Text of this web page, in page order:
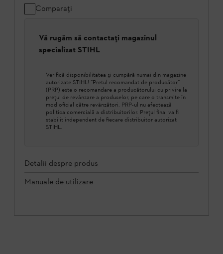
Comparați
Vă rugăm să contactați magazinul
specializat STIHL
Verifică disponibilitatea şi cumpără numai din magazine
autorizate STIHL! ”Pretul recomandat de producător”
(PRP) este o recomandare a producătorului cu privire la
prețul de revânzare a produselor, pe care o transmite în
mod oficial către revânzători. PRP-ul nu afectează
politica comercială a distribuitorilor. Prețul final va fi
stabilit independent de fiecare distribuitor autorizat
STIHL.
Detalii despre produs
Manuale de utilizare